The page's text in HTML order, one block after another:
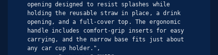
opening designed to resist splashes while
holding the reusable straw in place, a drink
opening, and a full-cover top. The ergonomic
handle includes comfort-grip inserts for easy
carrying, and the narrow base fits just about
any car cup holder.",